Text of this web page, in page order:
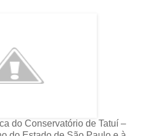
do Conservatório de Tatuí –